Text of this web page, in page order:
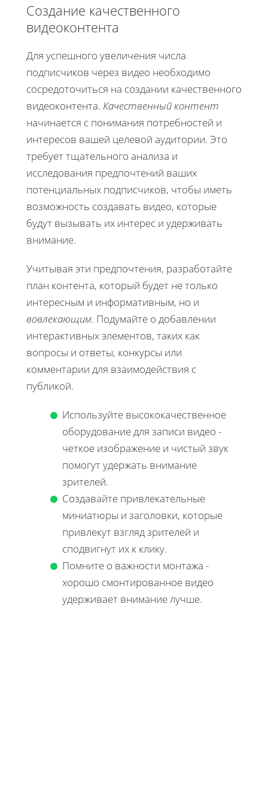
Создание качественного
видеоконтента
Для успешного увеличения числа
подписчиков через видео необходимо
сосредоточиться на создании качественного
видеоконтента. Качественный контент
начинается с понимания потребностей и
интересов вашей целевой аудитории. Это
требует тщательного анализа и
исследования предпочтений ваших
потенциальных подписчиков, чтобы иметь
возможность создавать видео, которые
будут вызывать их интерес и удерживать
внимание.
Учитывая эти предпочтения, разработайте
план контента, который будет не только
интересным и информативным, но и
вовлекающим. Подумайте о добавлении
интерактивных элементов, таких как
вопросы и ответы, конкурсы или
комментарии для взаимодействия с
публикой.
Используйте высококачественное
оборудование для записи видео -
четкое изображение и чистый звук
помогут удержать внимание
зрителей.
Создавайте привлекательные
миниатюры и заголовки, которые
привлекут взгляд зрителей и
сподвигнут их к клику.
Помните о важности монтажа -
хорошо смонтированное видео
удерживает внимание лучше.